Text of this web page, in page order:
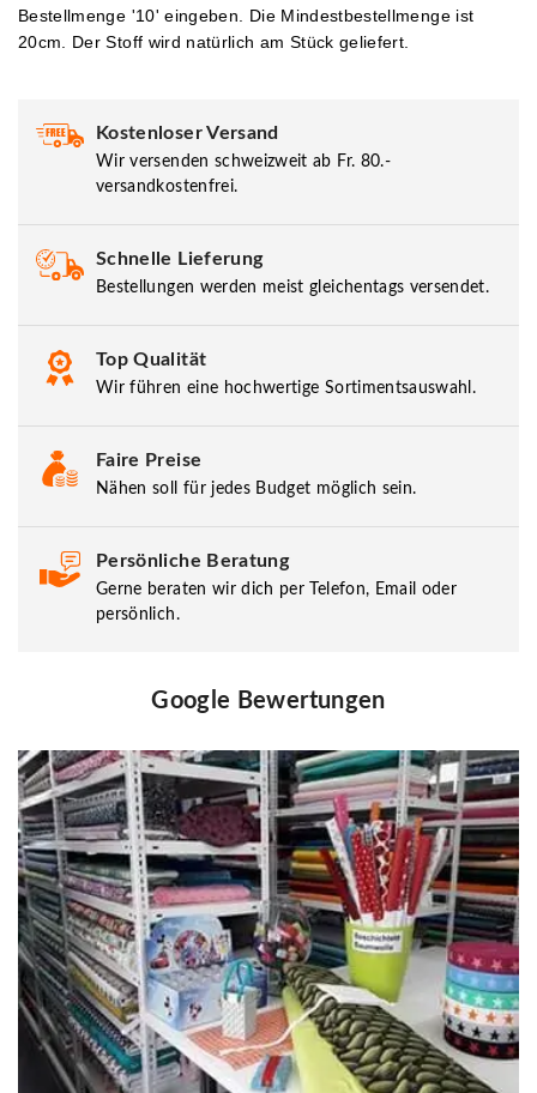
Bestellmenge '10' eingeben. Die Mindestbestellmenge ist
20cm. Der Stoff wird natürlich am Stück geliefert.
Kostenloser Versand
Wir versenden schweizweit ab Fr. 80.-
versandkostenfrei.
Schnelle Lieferung
Bestellungen werden meist gleichentags versendet.
Top Qualität
Wir führen eine hochwertige Sortimentsauswahl.
Faire Preise
Nähen soll für jedes Budget möglich sein.
Persönliche Beratung
Gerne beraten wir dich per Telefon, Email oder
persönlich.
Google Bewertungen